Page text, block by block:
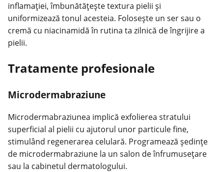
inflamației, îmbunătățește textura pielii și
uniformizează tonul acesteia. Folosește un ser sau o
cremă cu niacinamidă în rutina ta zilnică de îngrijire a
pielii.
Tratamente profesionale
Microdermabraziune
Microdermabraziunea implică exfolierea stratului
superficial al pielii cu ajutorul unor particule fine,
stimulând regenerarea celulară. Programează ședințe
de microdermabraziune la un salon de înfrumusețare
sau la cabinetul dermatologului.